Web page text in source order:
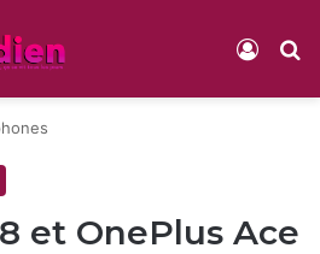
et OnePlus Ace